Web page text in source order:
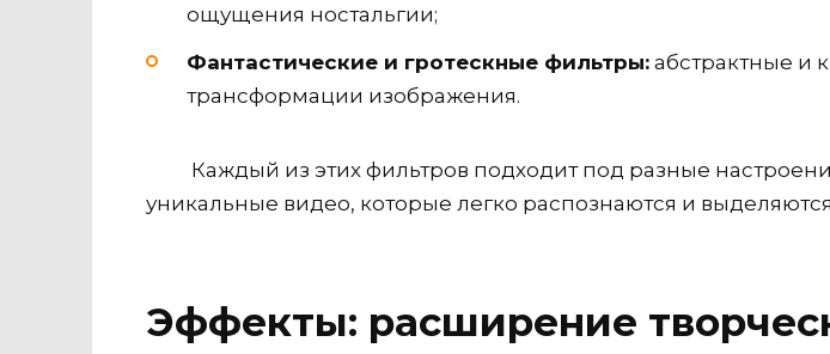
ощущения ностальгии;
Фантастические и гротескные фильтры: абстрактные и
трансформации изображения.
Каждый из этих фильтров подходит под разные
уникальные видео, которые легко распознаются и
Эффекты: расширение